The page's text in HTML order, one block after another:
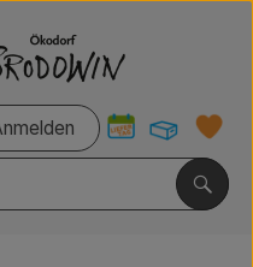
oder